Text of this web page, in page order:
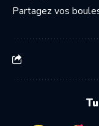
Partagez vos